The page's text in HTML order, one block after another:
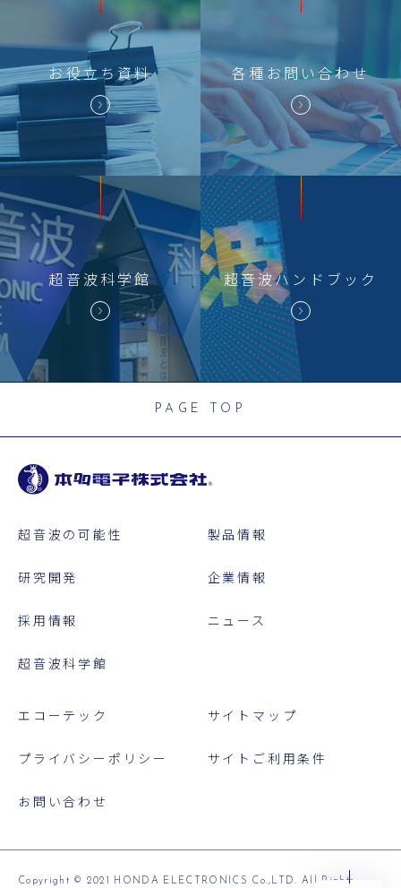
お役立ち 資料 各種お問い合わせ
超音波科学館 超音波ハンドブック
PAGE TOP
超音波の可能性 製品情報
研究開発 企業情報
採用情報 ニュース
超音波科学館
エコーテック サイトマップ
プライバシーポリシー サイトご利用条件
お問い合わせ
Copyright © 2021 HONDA ELECTRONICS Co.,LTD. All Rights